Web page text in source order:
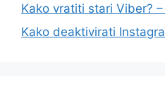
Kako vratiti stari Viber?
Kako deaktivirati